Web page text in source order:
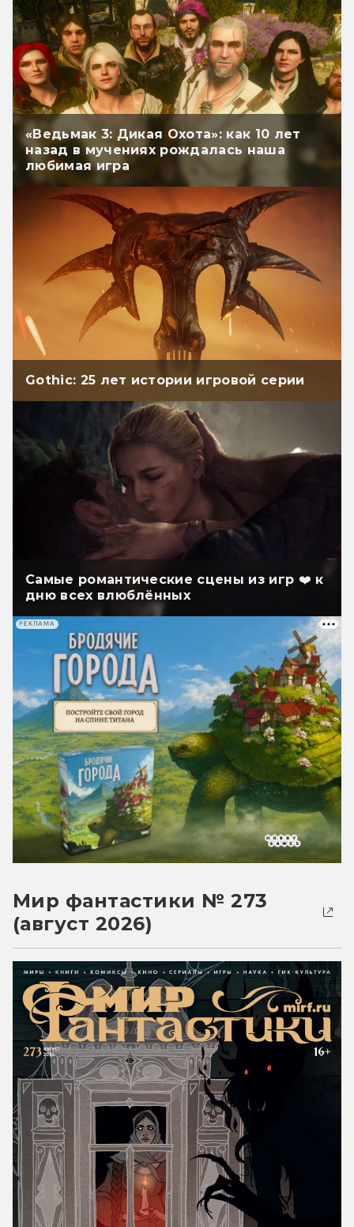
«Ведьмак 3: Дикая Охота»: как 10 лет
назад в мучениях рождалась наша
любимая игра
Gothic: 25 лет истории игровой серии
Самые романтические сцены из игр ❤️ к
дню всех влюблённых
РЕКЛАМА
Мир фантастики № 273
(август 2026)